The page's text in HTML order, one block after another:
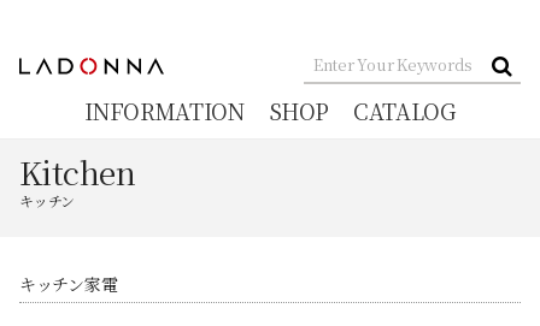
Kitchen
キッチン
キッチン家電
INFORMATION SHOP CATALOG